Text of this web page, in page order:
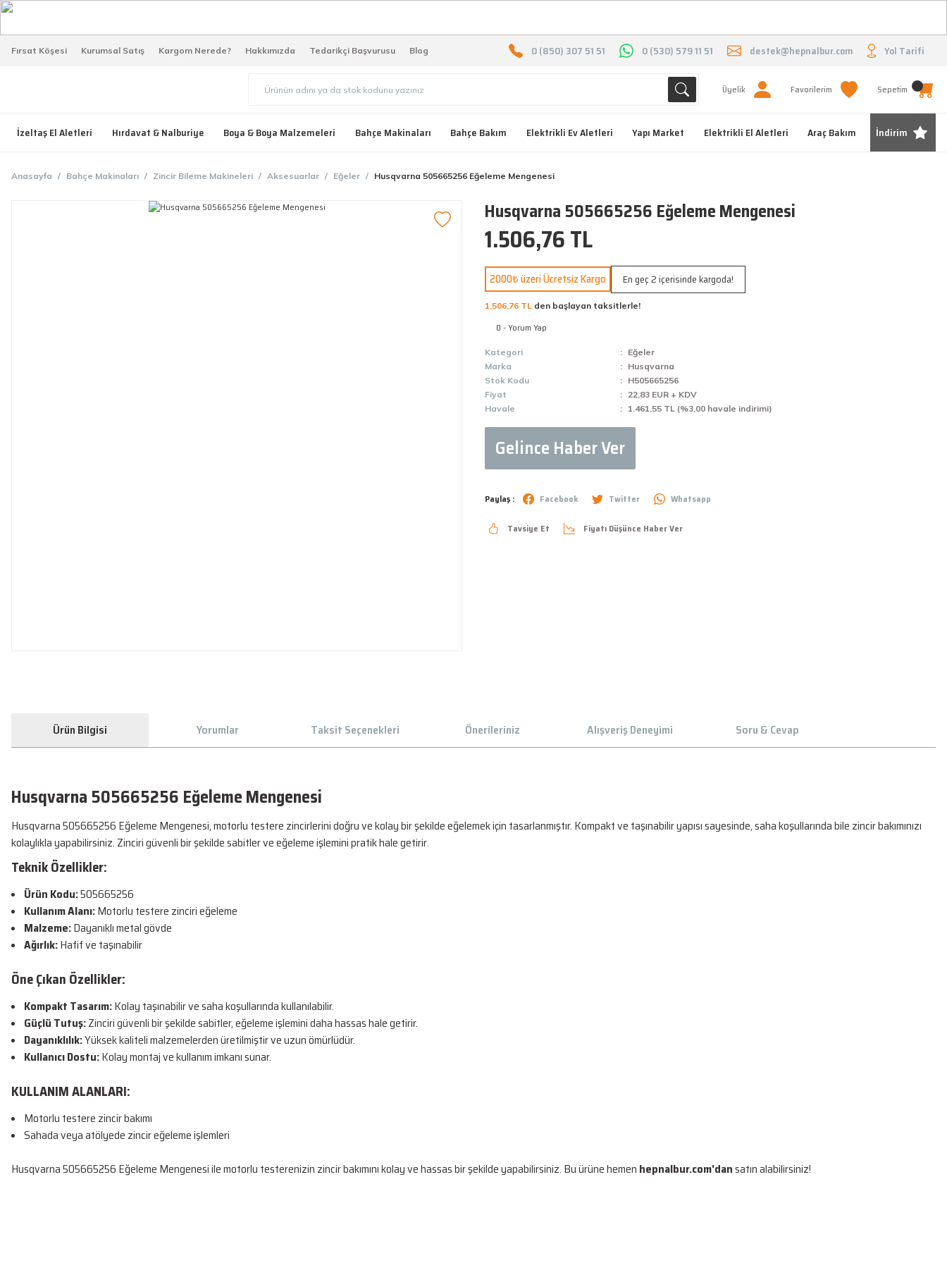
Fırsat Köşesi Kurumsal Satış Kargom Nerede? Hakkımızda Tedarikçi Başvurusu Blog 0 (850) 307 51 51 0 (530) 579 11 51 destek@hepnalbur.com Yol Tarifi
Üyelik Favorilerim Sepetim
İzeltaş El Aletleri Hırdavat & Nalburiye Boya & Boya Malzemeleri Bahçe Makinaları Bahçe Bakım Elektrikli Ev Aletleri Yapı Market Elektrikli El Aletleri Araç Bakım İndirim
Anasayfa Bahçe Makinaları Zincir Bileme Makineleri Aksesuarlar Eğeler Husqvarna 505665256 Eğeleme Mengenesi
Husqvarna 505665256 Eğeleme Mengenesi
1.506,76 TL
2000₺ üzeri Ücretsiz Kargo En geç 2 içerisinde kargoda!
1.506,76 TL den başlayan taksitlerle!
0 - Yorum Yap
Kategori
Eğeler
Marka
Husqvarna
Stok Kodu
H505665256
Fiyat
22,83 EUR + KDV
Havale
1.461,55 TL (%3,00 havale indirimi)
Gelince Haber Ver
Paylaş : Facebook Twitter Whatsapp
Tavsiye Et Fiyatı Düşünce Haber Ver
Ürün Bilgisi Yorumlar Taksit Seçenekleri Önerileriniz Alışveriş Deneyimi Soru & Cevap
Husqvarna 505665256 Eğeleme Mengenesi
Husqvarna 505665256 Eğeleme Mengenesi, motorlu testere zincirlerini doğru ve kolay bir şekilde eğelemek için tasarlanmıştır. Kompakt ve taşınabilir yapısı sayesinde, saha koşullarında bile zincir bakımınızı
kolaylıkla yapabilirsiniz. Zinciri güvenli bir şekilde sabitler ve eğeleme işlemini pratik hale getirir.
Teknik Özellikler:
Ürün Kodu:505665256
Kullanım Alanı:Motorlu testere zinciri eğeleme
Malzeme:Dayanıklı metal gövde
Ağırlık:Hafif ve taşınabilir
Öne Çıkan Özellikler:
Kompakt Tasarım:Kolay taşınabilir ve saha koşullarında kullanılabilir.
Güçlü Tutuş:Zinciri güvenli bir şekilde sabitler, eğeleme işlemini daha hassas hale getirir.
Dayanıklılık:Yüksek kaliteli malzemelerden üretilmiştir ve uzun ömürlüdür.
Kullanıcı Dostu:Kolay montaj ve kullanım imkanı sunar.
KULLANIM ALANLARI:
Motorlu testere zincir bakımı
Sahada veya atölyede zincir eğeleme işlemleri
Husqvarna 505665256 Eğeleme Mengenesi ile motorlu testerenizin zincir bakımını kolay ve hassas bir şekilde yapabilirsiniz. Bu ürüne hemen hepnalbur.com'dansatın alabilirsiniz!